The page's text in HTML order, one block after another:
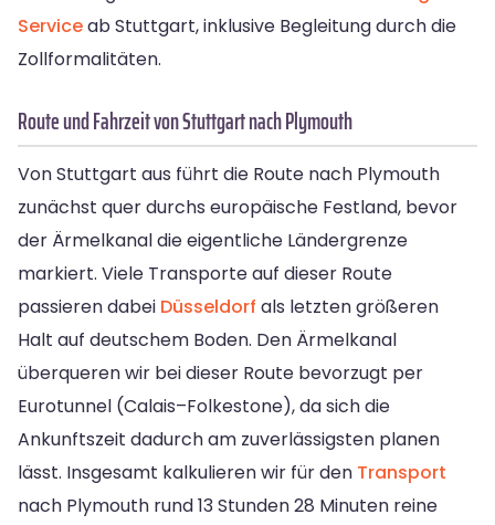
Serviceab Stuttgart, inklusive Begleitung durch die
Zollformalitäten.
Route und Fahrzeit von Stuttgart nach Plymouth
Von Stuttgart aus führt die Route nach Plymouth
zunächst quer durchs europäische Festland, bevor
der Ärmelkanal die eigentliche Ländergrenze
markiert. Viele Transporte auf dieser Route
passieren dabei Düsseldorf als letzten größeren
Halt auf deutschem Boden. Den Ärmelkanal
überqueren wir bei dieser Route bevorzugt per
Eurotunnel (Calais–Folkestone), da sich die
Ankunftszeit dadurch am zuverlässigsten planen
lässt. Insgesamt kalkulieren wir für den Transport
nach Plymouth rund 13 Stunden 28 Minuten reine